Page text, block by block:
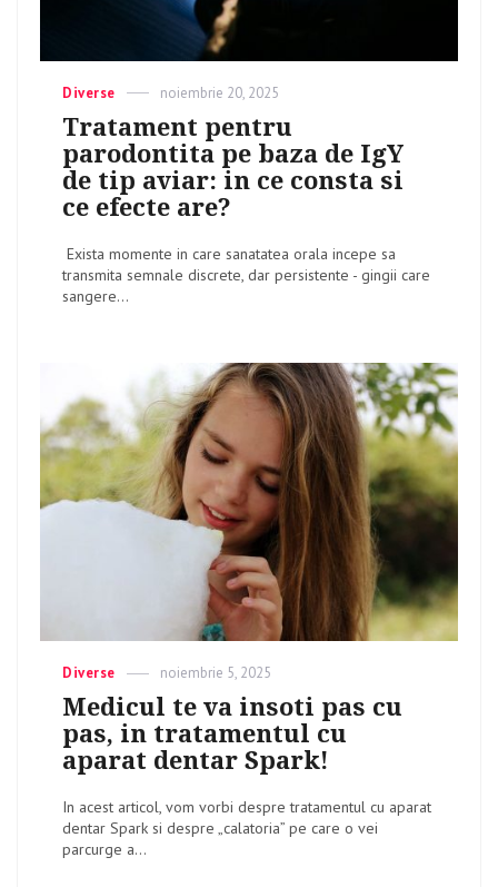
Categories
Diverse
Posted
noiembrie 20, 2025
Tratament pentru
parodontita pe baza de IgY
de tip aviar: in ce consta si
ce efecte are?
Exista momente in care sanatatea orala incepe sa
transmita semnale discrete, dar persistente - gingii care
sangere...
Categories
Diverse
Posted
on
noiembrie 5, 2025
Medicul te va insoti pas cu
pas, in tratamentul cu
aparat dentar Spark!
In acest articol, vom vorbi despre tratamentul cu aparat
dentar Spark si despre „calatoria” pe care o vei
parcurge a...